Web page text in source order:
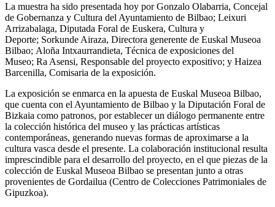
La muestra ha sido presentada hoy por Gonzalo Olabarria, Concejal
de Gobernanza y Cultura del Ayuntamiento de Bilbao; Leixuri
Arrizabalaga, Diputada Foral de Euskera, Cultura y
Deporte; Sorkunde Airaza, Directora generente de Euskal Museoa
Bilbao; Aloña Intxaurrandieta, Técnica de exposiciones del
Museo; Ra Asensi, Responsable del proyecto expositivo; y Haizea
Barcenilla, Comisaria de la exposición.
La exposición se enmarca en la apuesta de Euskal Museoa Bilbao,
que cuenta con el Ayuntamiento de Bilbao y la Diputación Foral de
Bizkaia como patronos, por establecer un diálogo permanente entre
la colección histórica del museo y las prácticas artísticas
contemporáneas, generando nuevas formas de aproximarse a la
cultura vasca desde el presente. La colaboración institucional resulta
imprescindible para el desarrollo del proyecto, en el que piezas de la
colección de Euskal Museoa Bilbao se presentan junto a otras
provenientes de Gordailua (Centro de Colecciones Patrimoniales de
Gipuzkoa).